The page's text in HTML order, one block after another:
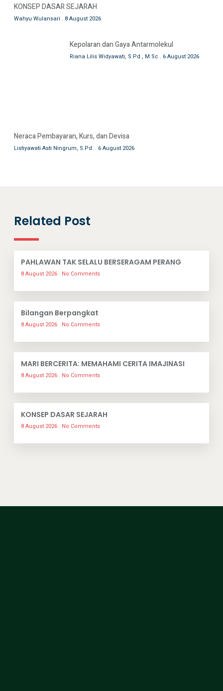
KONSEP DASAR SEJARAH
Wahyu Wulansari 8 August 2026
Kepolaran dan Gaya Antarmolekul
Riana Lilis Widyawati, S.Pd., M.Sc 6 August 2026
Neraca Pembayaran, Kurs, dan Devisa
Listiyawati Asti Ningrum, S.Pd. 6 August 2026
Related Post
PAHLAWAN TAK SELALU BERSERAGAM PERANG
8 August 2026 No Comments
Bilangan Berpangkat
8 August 2026 No Comments
MARI BERCERITA: MEMAHAMI CERITA IMAJINASI
8 August 2026 No Comments
KONSEP DASAR SEJARAH
8 August 2026 No Comments